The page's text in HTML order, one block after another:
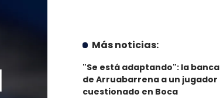
Más noticias:
"Se está adaptando": la banca
de Arruabarrena a un jugador
cuestionado en Boca